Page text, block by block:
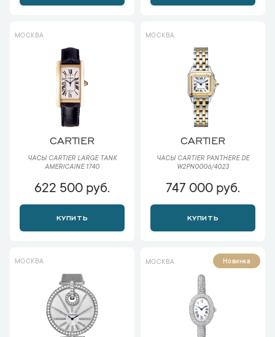
МОСКВА
CARTIER
ЧАСЫ CARTIER LARGE TANK
AMERICAINE 1740
622 500 руб.
КУПИТЬ
МОСКВА
CARTIER
ЧАСЫ CARTIER PANTHERE DE
W2PN0006/4023
747 000 руб.
КУПИТЬ
МОСКВА МОСКВА Новинка